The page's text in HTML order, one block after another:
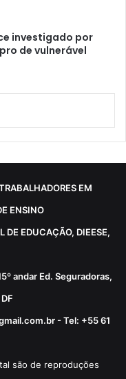
investigado por
de vulnerável
EM
ENSINO
EDUCAÇÃO, DIEESE,
andar Ed. Seguradoras,
- Tel: +55 61
são de reproduções